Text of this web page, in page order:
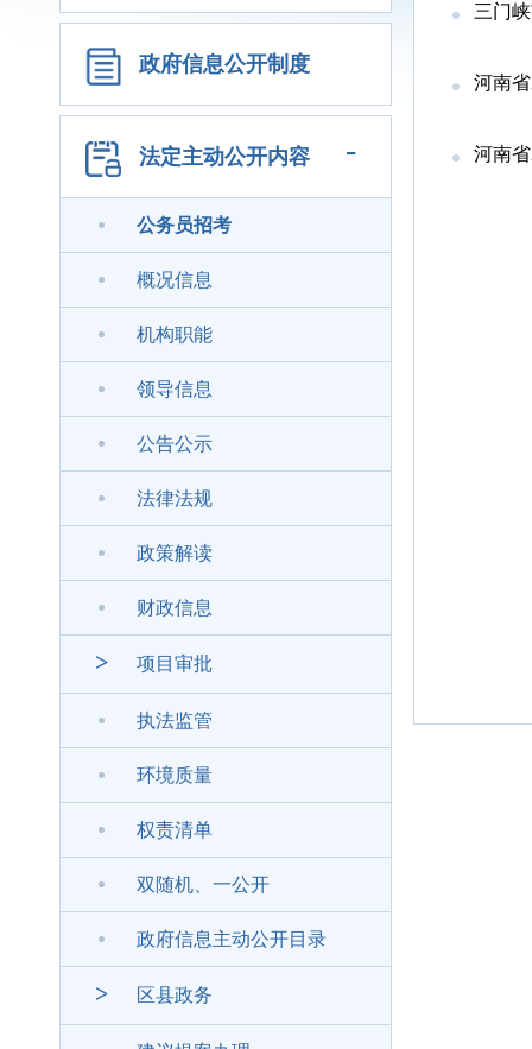
政府信息公开制度
法定主动公开内容 -
公务员招考
概况信息
机构职能
领导信息
公告公示
法律法规
政策解读
财政信息
> 项目审批
执法监管
环境质量
权责清单
双随机、一公开
政府信息主动公开目录
> 区县政务
三门
河南
河南